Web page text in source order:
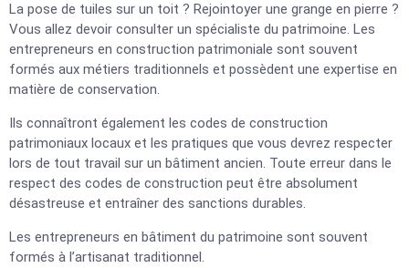
La pose de tuiles sur un toit ? Rejointoyer une grange en pierre ?
Vous allez devoir consulter un spécialiste du patrimoine. Les
entrepreneurs en construction patrimoniale sont souvent
formés aux métiers traditionnels et possèdent une expertise en
matière de conservation.
Ils connaîtront également les codes de construction
patrimoniaux locaux et les pratiques que vous devrez respecter
lors de tout travail sur un bâtiment ancien. Toute erreur dans le
respect des codes de construction peut être absolument
désastreuse et entraîner des sanctions durables.
Les entrepreneurs en bâtiment du patrimoine sont souvent
formés à l’artisanat traditionnel.